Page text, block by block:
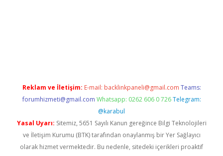
Reklam ve İletişim: E-mail: backlinkpaneli@gmail.com Teams:
forumhizmeti@gmail.com Whatsapp: 0262 606 0 726 Telegram:
@karabul
Yasal Uyarı: Sitemiz, 5651 Sayılı Kanun gereğince Bilgi Teknolojileri
ve İletişim Kurumu (BTK) tarafından onaylanmış bir Yer Sağlayıcı
olarak hizmet vermektedir. Bu nedenle, sitedeki içerikleri proaktif